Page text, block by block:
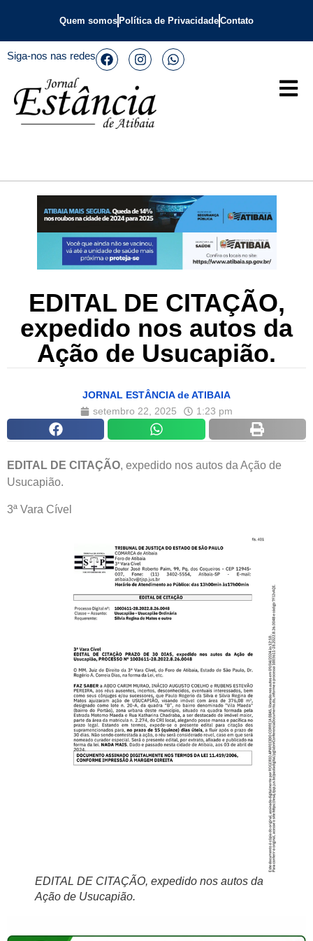
Quem somos Política de PrivacidadeContato
Siga-nos nas redes
EDITAL DE CITAÇÃO,
expedido nos autos da
Ação de Usucapião.
JORNAL ESTÂNCIA de ATIBAIA
setembro 22, 2025
1:23 pm
EDITAL DE CITAÇÃO, expedido nos autos da Ação de
Usucapião.
3ª Vara Cível
EDITAL DE CITAÇÃO, expedido nos autos da
Ação de Usucapião.